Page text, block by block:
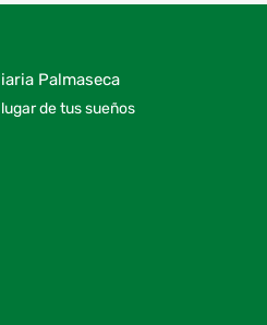
de tus sueños